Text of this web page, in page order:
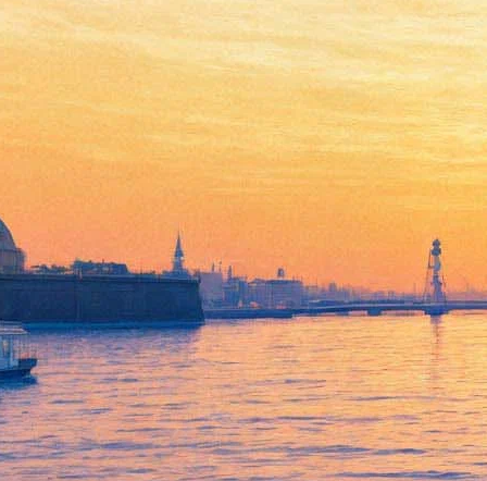
Шнурова порвали на части в
новом клипе «Ленинграда»
20 декабря 2018, Версия для печати
Вышел новый клип группировки «Ленинград» — видео на
песню «Золото» снял выпускник РАТИ-ГИТИС Ладо
Кватания. Режиссер Илья Найшуллер, создавший для команды
Шнура клипы на песню«Жу-Жу»и другие работы, указан
среди продюсеров ролика.